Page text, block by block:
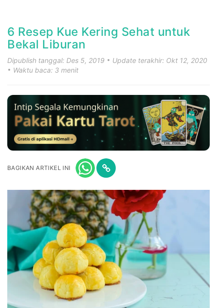
6 Resep Kue Kering Sehat untuk
Bekal Liburan
Dipublish tanggal: Des 5, 2019
Update terakhir: Okt 12, 2020
Waktu baca: 3 menit
BAGIKAN ARTIKEL INI